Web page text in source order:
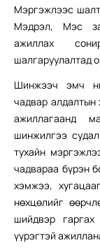
Мэргэжлээс
Мэдрэл, Мэс
ажиллах
шалгаруулалтад
Шинжээч эмч
чадвар алдалтын
ажиллагаанд
шинжилгээ
тухайн
чадвараа бүрэн
хэмжээ,
нөхцөлийг
шийдвэр
үүрэгтэй